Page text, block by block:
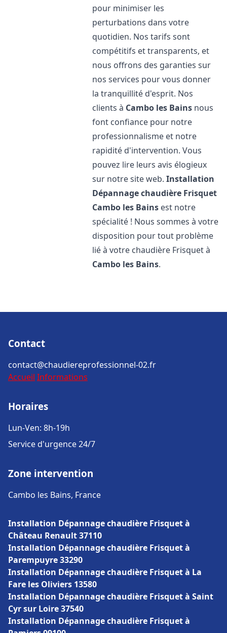
pour minimiser les
perturbations dans votre
quotidien. Nos tarifs sont
compétitifs et transparents, et
nous offrons des garanties sur
nos services pour vous donner
la tranquillité d'esprit. Nos
clients à Cambo les Bains nous
font confiance pour notre
professionnalisme et notre
rapidité d'intervention. Vous
pouvez lire leurs avis élogieux
sur notre site web.Installation
Dépannage chaudière Frisquet
Cambo les Bains est notre
spécialité ! Nous sommes à votre
disposition pour tout problème
lié à votre chaudière Frisquet à
Cambo les Bains.
Contact
contact@chaudiereprofessionnel-02.fr
Accueil Informations
Horaires
Lun-Ven: 8h-19h
Service d'urgence 24/7
Zone intervention
Cambo les Bains, France
Installation Dépannage chaudière Frisquet à
Château Renault 37110
Installation Dépannage chaudière Frisquet à
Parempuyre 33290
Installation Dépannage chaudière Frisquet à La
Fare les Oliviers 13580
Installation Dépannage chaudière Frisquet à Saint
Cyr sur Loire 37540
Installation Dépannage chaudière Frisquet à